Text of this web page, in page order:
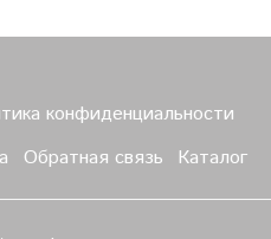
конфиденциальности
Обратная связь Каталог